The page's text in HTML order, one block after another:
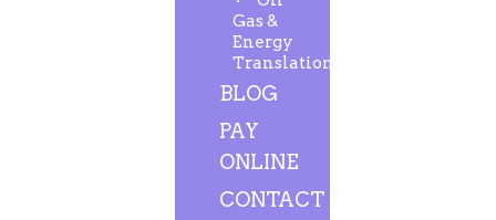
Gas &
Energy
Translation
BLOG
PAY
ONLINE
CONTACT